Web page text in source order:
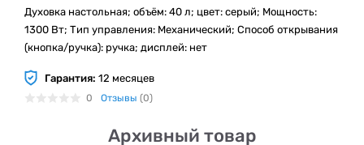
Духовка настольная; объём: 40 л; цвет: серый; Мощность:
1300 Вт; Тип управления: Механический; Способ открывания
(кнопка/ручка): ручка; дисплей: нет
Гарантия: 12 месяцев
0 Отзывы (0)
Архивный товар